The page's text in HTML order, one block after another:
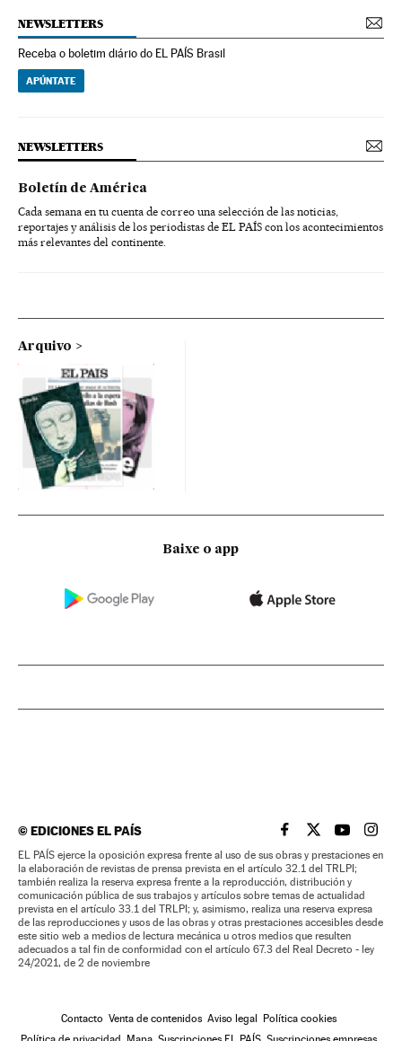
NEWSLETTERS
Receba o boletim diário do EL PAÍS Brasil
APÚNTATE
NEWSLETTERS
Boletín de América
Cada semana en tu cuenta de correo una selección de las noticias,
reportajes y análisis de los periodistas de EL PAÍS con los acontecimientos
más relevantes del continente.
Arquivo
Baixe o app
©EDICIONES EL PAÍS EL PAÍS BRASIL EN
EL PAÍSEL PAÍS
EL
EL PAÍS ejerce la oposición expresa frente al uso de sus obras y prestaciones en
la elaboración de revistas de prensa prevista en el artículo 32.1 del TRLPI;
también realiza la reserva expresa frente a la reproducción, distribución y
comunicación pública de sus trabajos y artículos sobre temas de actualidad
prevista en el artículo 33.1 del TRLPI; y, asimismo, realiza una reserva expresa
de las reproducciones y usos de las obras y otras prestaciones accesibles desde
este sitio web a medios de lectura mecánica u otros medios que resulten
adecuados a tal fin de conformidad con el artículo 67.3 del Real Decreto - ley
24/2021, de 2 de noviembre
Contacto Venta de contenidos Aviso legal
Política cookies